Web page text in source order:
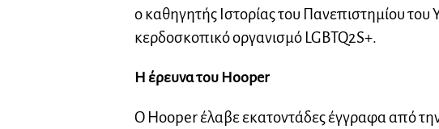
ο καθηγητής Ιστορίας του Πανεπιστημίου
κερδοσκοπικό οργανισμό LGBTQ2S+.
Η έρευνα του Hooper
Ο Hooper έλαβε εκατοντάδες έγγραφα από